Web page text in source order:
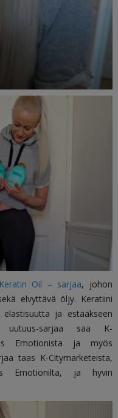
Keratin Oil – sarjaa, johon
elvyttävä öljy. Keratiini
ja estääkseen
uutuus-sarjaa saa K-
Emotionista ja myös
taas K-Citymarketeista,
Emotionilta, ja hyvin